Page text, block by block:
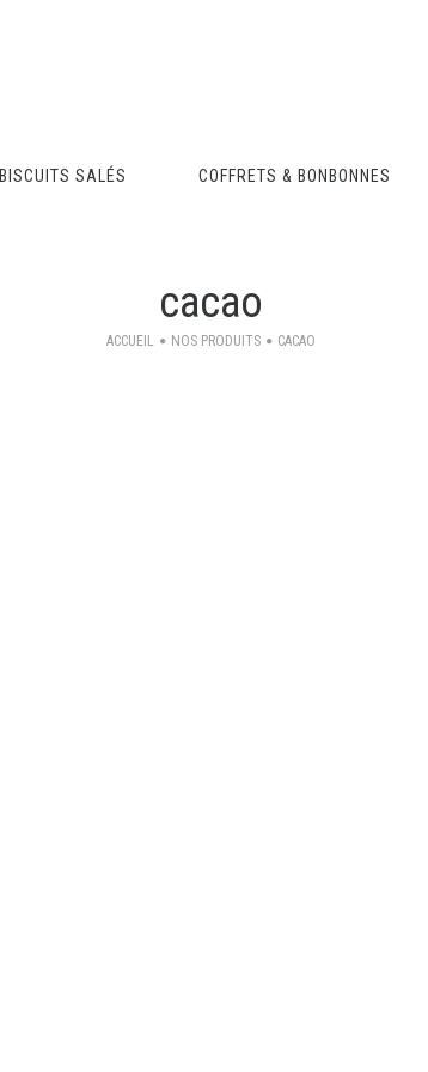
BISCUITS SALÉS COFFRETS & BONBONNES
cacao
ACCUEIL NOS PRODUITS CACAO